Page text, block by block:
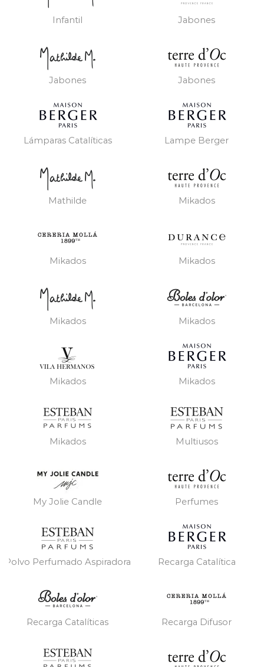
Infantil Jabones
Jabones Jabones
Lámparas Catalíticas Lampe Berger
Mathilde Mikados
Mikados Mikados
Mikados Mikados
Mikados Mikados
Mikados Multiusos
My Jolie Candle Perfumes
Polvo Perfumado Aspiradora Recarga Catalítica
Recarga Catalíticas Recarga Difusor